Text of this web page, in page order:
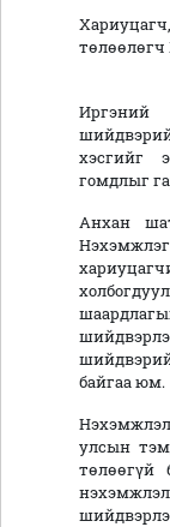
төлөөлөгч
Иргэний
хэсгийг
гомдлыг
Анхан
байгаа юм.
улсын